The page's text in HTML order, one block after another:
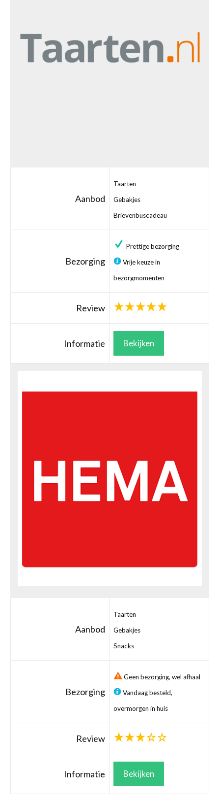
Aanbod
Taarten
Gebakjes
Brievenbuscadeau
Bezorging
Prettige bezorging
Vrije keuze in
bezorgmomenten
Review
Informatie Bekijken
Aanbod
Taarten
Gebakjes
Snacks
Bezorging
Geen bezorging, wel afhaal
Vandaag besteld,
overmorgen in huis
Review
Informatie Bekijken